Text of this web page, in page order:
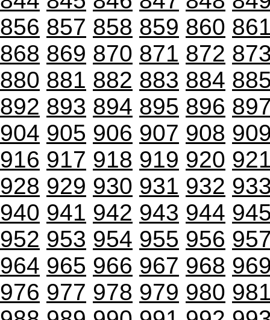
856 857 858 859 860
868 869 870 871 872
880 881 882 883 884
892 893 894 895 896
904 905 906 907 908
916 917 918 919 920
928 929 930 931 932
940 941 942 943 944
952 953 954 955 956
964 965 966 967 968
976 977 978 979 980